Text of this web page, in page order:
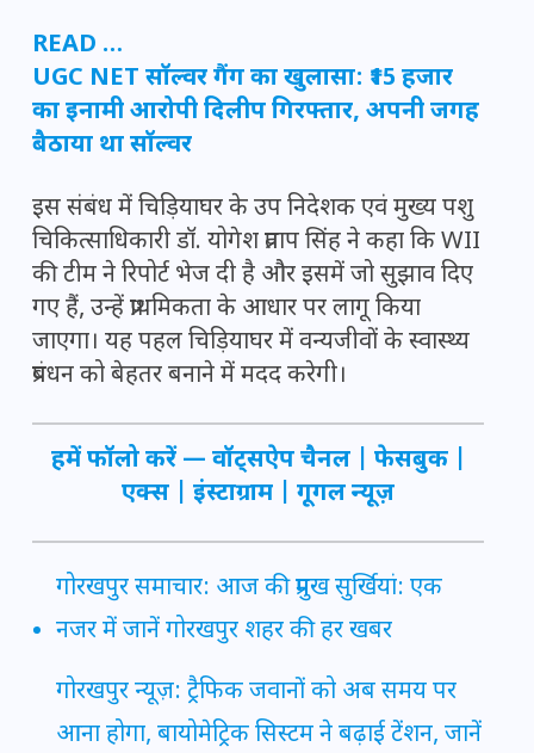
READ …
UGC NET सॉल्वर गैंग का खुलासा: ₹15 हजार
का इनामी आरोपी दिलीप गिरफ्तार, अपनी जगह
बैठाया था सॉल्वर
इस संबंध में चिड़ियाघर के उप निदेशक एवं मुख्य पशु
चिकित्साधिकारी डॉ. योगेश प्रताप सिंह ने कहा कि WII
की टीम ने रिपोर्ट भेज दी है और इसमें जो सुझाव दिए
गए हैं, उन्हें प्राथमिकता के आधार पर लागू किया
जाएगा। यह पहल चिड़ियाघर में वन्यजीवों के स्वास्थ्य
प्रबंधन को बेहतर बनाने में मदद करेगी।
हमें फॉलो करें — वॉट्सऐप चैनल फेसबुक
एक्स
इंस्टाग्राम गूगल न्यूज़
गोरखपुर समाचार: आज की प्रमुख सुर्खियां: एक
नजर में जानें गोरखपुर शहर की हर खबर
गोरखपुर न्यूज़: ट्रैफिक जवानों को अब समय पर
आना होगा, बायोमेट्रिक सिस्टम ने बढ़ाई टेंशन, जानें